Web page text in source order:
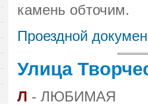
камень обточим.
Проездной
Улица
Л - ЛЮБИМАЯ